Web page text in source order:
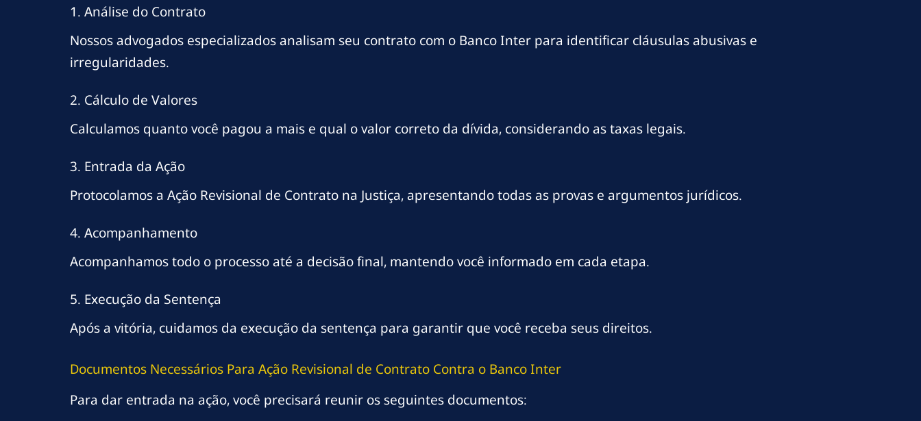
1. Análise do Contrato
Nossos advogados especializados analisam seu contrato com o Banco Inter para identificar cláusulas abusivas e
irregularidades.
2. Cálculo de Valores
Calculamos quanto você pagou a mais e qual o valor correto da dívida, considerando as taxas legais.
3. Entrada da Ação
Protocolamos a Ação Revisional de Contrato na Justiça, apresentando todas as provas e argumentos jurídicos.
4. Acompanhamento
Acompanhamos todo o processo até a decisão final, mantendo você informado em cada etapa.
5. Execução da Sentença
Após a vitória, cuidamos da execução da sentença para garantir que você receba seus direitos.
Documentos Necessários Para Ação Revisional de Contrato Contra o Banco Inter
Para dar entrada na ação, você precisará reunir os seguintes documentos: